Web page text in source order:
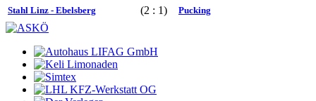
Stahl Linz - Ebelsberg (2 : 1) Pucking